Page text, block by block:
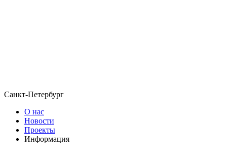
Санкт-Петербург
О нас
Новости
Проекты
Информация